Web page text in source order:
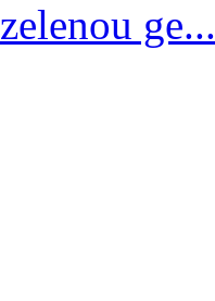
zelenou ge...